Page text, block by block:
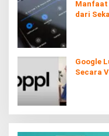
Manfaat
dari
Google
Secara